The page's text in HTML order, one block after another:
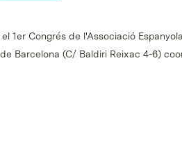
1er Congrés de l'Associació
Barcelona (C/ Baldiri Reixac 4-6)